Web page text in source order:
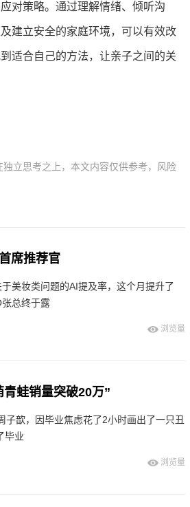
对策略。通过理解情绪、倾听沟
建立安全的家庭环境，可以有效改
适合自己的方法，让亲子之间的关
立思考之上，本文内容仅供参考，风险
席推荐官
美妆类问题的AI提及率，这个月提升了
总终于露
浏览量
青蛙销量突破20万”
歆，因毕业焦虑花了2小时画出了一只丑
毕业
浏览量